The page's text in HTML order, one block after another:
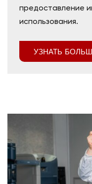
предоставление
использования.
УЗНАТЬ